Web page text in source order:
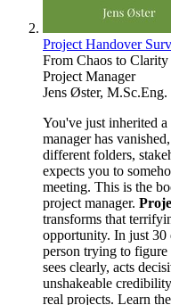
Project Handover
From Chaos to
Project Manager
Jens Øster, M.Sc.Eng.
You've just inherited
manager has
different folders,
expects you to
meeting. This is the
project manager.
transforms that
opportunity. In just
person trying to
sees clearly, acts
unshakeable
real projects. Learn